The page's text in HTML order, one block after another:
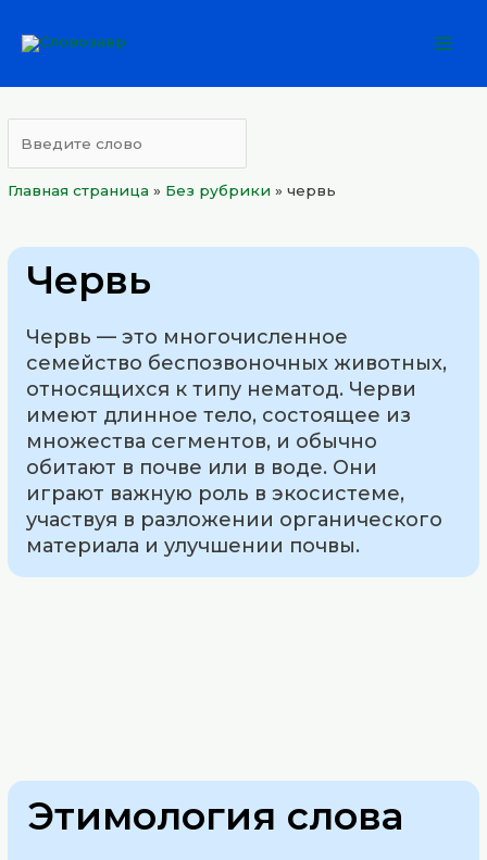
Главная страница » Без рубрики »червь
Червь
Червь — это многочисленное
семейство беспозвоночных животных,
относящихся к типу нематод. Черви
имеют длинное тело, состоящее из
множества сегментов, и обычно
обитают в почве или в воде. Они
играют важную роль в экосистеме,
участвуя в разложении органического
материала и улучшении почвы.
Этимология слова